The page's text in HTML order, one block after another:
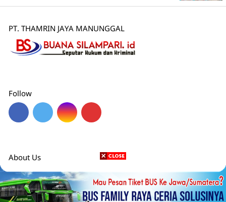
PT. THAMRIN JAYA MANUNGGAL
Follow
About Us
Redaksi Pedoman Media Siber Disclaimer Karier
Privacy Policy